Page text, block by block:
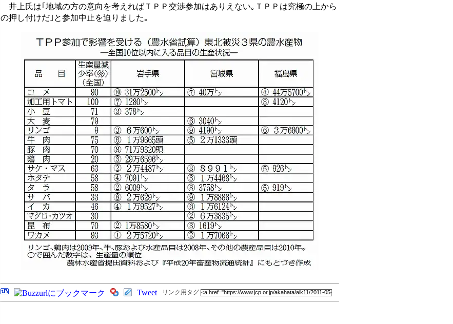
井上氏は｢地域の方の意向を考えればＴＰＰ交渉参加はありえない｡ＴＰＰは究極の上から
の押し付けだ｣と参加中止を迫りました｡
Tweet リンク用タグ